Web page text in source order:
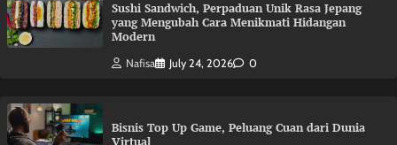
Sushi Sandwich, Perpaduan Unik Rasa Jepang
yang Mengubah Cara Menikmati Hidangan
Modern
Nafisa July 24, 2026 0
Bisnis Top Up Game, Peluang Cuan dari Dunia
Virtual